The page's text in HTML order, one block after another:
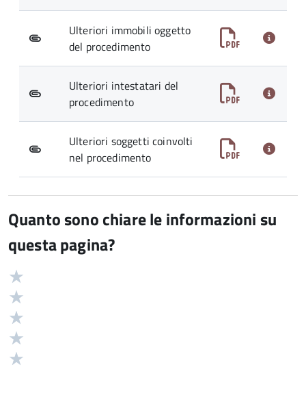
Ulteriori immobili oggetto
del procedimento
Ulteriori intestatari del
procedimento
Ulteriori soggetti coinvolti
nel procedimento
Quanto sono chiare le informazioni su
questa pagina?
Valutazione